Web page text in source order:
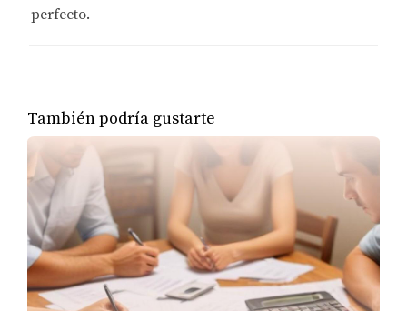
perfecto.
También podría gustarte